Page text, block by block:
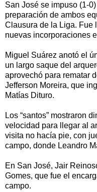
San José se impuso (1-
preparación de ambos
Clausura de la Liga. Fue
nuevas incorporaciones
Miguel Suárez anotó el
un largo saque del
aprovechó para rematar
Jefferson Moreira, que
Matías Dituro.
Los “santos” mostraron
velocidad para llegar al
visita no hacía pie, con
campo, donde Leandro
En San José, Jair
Gomes, que fue el
campo.